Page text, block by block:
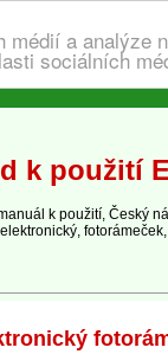
a
sociálních
k použití
k použití, Český